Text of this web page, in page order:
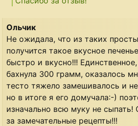
Ольчик
Не ожидала, что из таких
получится такое вкусное
быстро и вкусно!!!
бахнула 300 грамм, оказалось
тесто тяжело замешивалось и
но в итоге я его домучала:-)
изначально всю муку не сыпать!
за замечательные рецепты!!!